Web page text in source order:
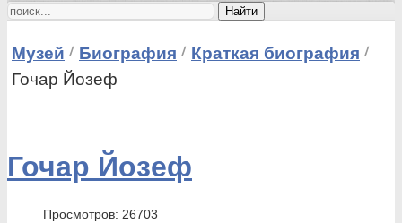
Найти
Музей Биография
Краткая биография
Гочар Йозеф
Гочар Йозеф
Просмотров: 26703